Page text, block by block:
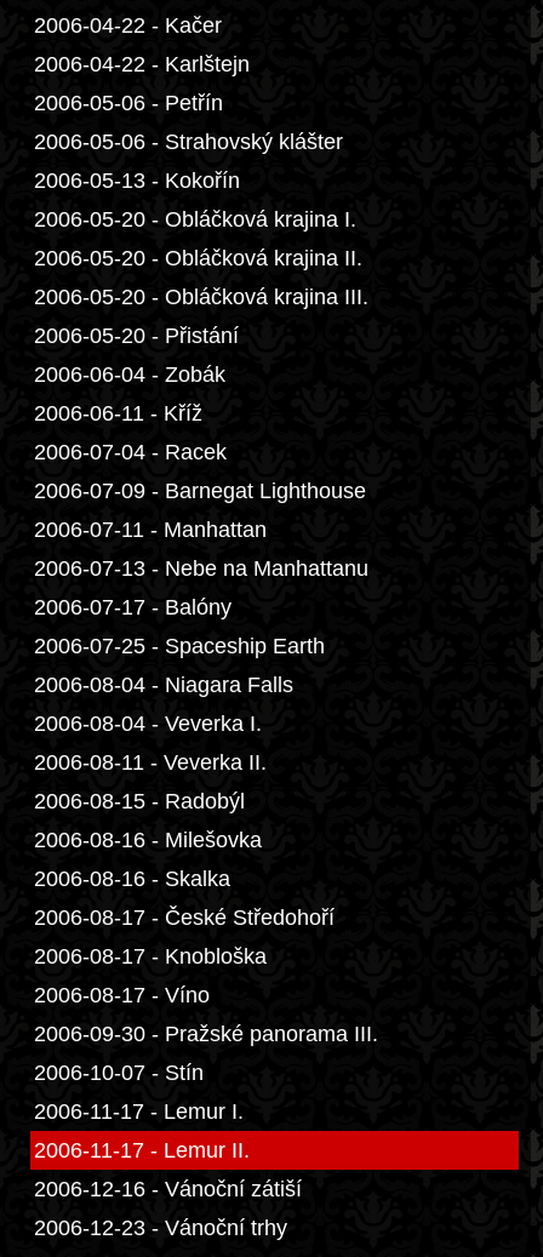
2006-04-22 - Kačer
2006-04-22 - Karlštejn
2006-05-06 - Petřín
2006-05-06 - Strahovský klášter
2006-05-13 - Kokořín
2006-05-20 - Obláčková krajina I.
2006-05-20 - Obláčková krajina II.
2006-05-20 - Obláčková krajina III.
2006-05-20 - Přistání
2006-06-04 - Zobák
2006-06-11 - Kříž
2006-07-04 - Racek
2006-07-09 - Barnegat Lighthouse
2006-07-11 - Manhattan
2006-07-13 - Nebe na Manhattanu
2006-07-17 - Balóny
2006-07-25 - Spaceship Earth
2006-08-04 - Niagara Falls
2006-08-04 - Veverka I.
2006-08-11 - Veverka II.
2006-08-15 - Radobýl
2006-08-16 - Milešovka
2006-08-16 - Skalka
2006-08-17 - České Středohoří
2006-08-17 - Knobloška
2006-08-17 - Víno
2006-09-30 - Pražské panorama III.
2006-10-07 - Stín
2006-11-17 - Lemur I.
2006-11-17 - Lemur II.
2006-12-16 - Vánoční zátiší
2006-12-23 - Vánoční trhy